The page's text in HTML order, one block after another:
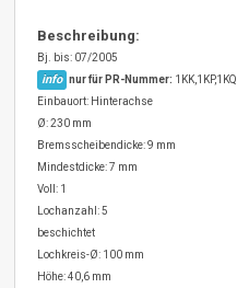
Beschreibung:
Bj. bis: 07/2005
info nur für PR-Nummer: 1KK,1KP,1KQ
Einbauort: Hinterachse
Ø: 230 mm
Bremsscheibendicke: 9 mm
Mindestdicke: 7 mm
Voll: 1
Lochanzahl: 5
beschichtet
Lochkreis-Ø: 100 mm
Höhe: 40,6 mm